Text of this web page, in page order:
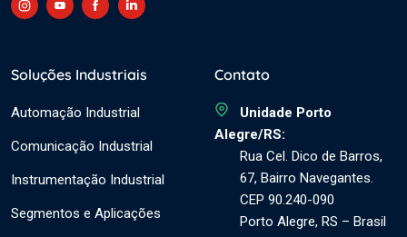
Soluções Industriais
Automação Industrial
Comunicação Industrial
Instrumentação Industrial
Segmentos e Aplicações
Contato
Unidade Porto
Alegre/RS:
Rua Cel. Dico de Barros,
67, Bairro Navegantes.
CEP 90.240-090
Porto Alegre, RS – Brasil